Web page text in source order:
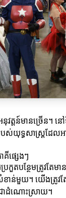
វត្តន៍មានច្រើន។ នៅ
របស់យុទ្ធសាស្ត្រដែ
គីផ្សេងៗ
រកួតបន្ថែមត្រូវតែម
ាន់មួយ។ យើងត្រូវត
ាដំណោះស្រាយ។